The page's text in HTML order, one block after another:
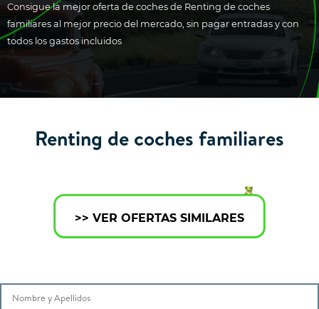
Consigue la mejor oferta de coches de Renting de coches
familiares al mejor precio del mercado, sin pagar entradas y con
todos los gastos incluidos
Renting de coches familiares
>> VER OFERTAS SIMILARES